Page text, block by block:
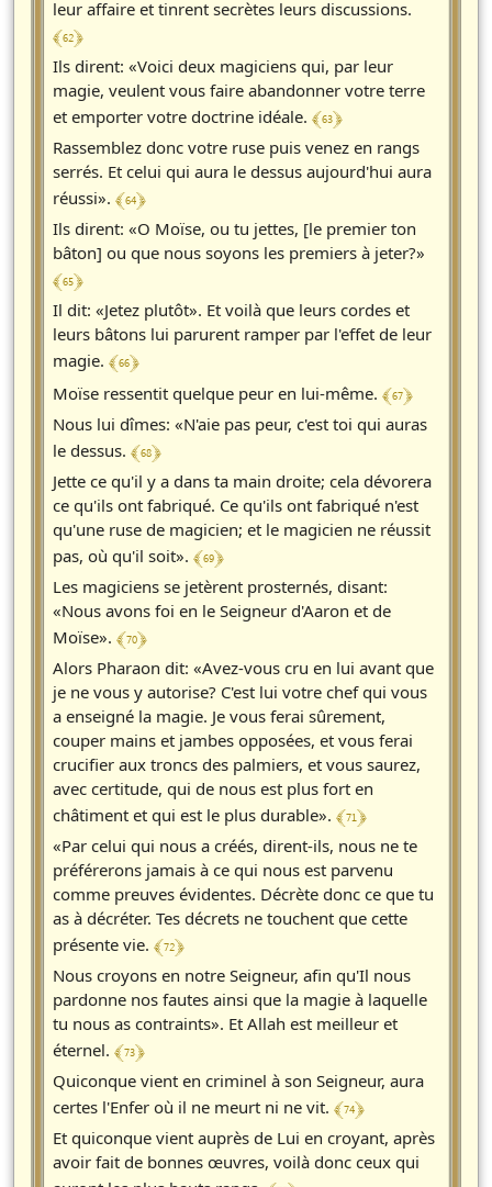
leur affaire et tinrent secrètes leurs discussions.
﴾ 62 ﴿
Ils dirent: «Voici deux magiciens qui, par leur
magie, veulent vous faire abandonner votre terre
et emporter votre doctrine idéale. ﴾ 63 ﴿
Rassemblez donc votre ruse puis venez en rangs
serrés. Et celui qui aura le dessus aujourd'hui aura
réussi». ﴾ 64 ﴿
Ils dirent: «O Moïse, ou tu jettes, [le premier ton
bâton] ou que nous soyons les premiers à jeter?»
﴾ 65 ﴿
Il dit: «Jetez plutôt». Et voilà que leurs cordes et
leurs bâtons lui parurent ramper par l'effet de leur
magie. ﴾ 66 ﴿
Moïse ressentit quelque peur en lui-même. ﴾ 67 ﴿
Nous lui dîmes: «N'aie pas peur, c'est toi qui auras
le dessus. ﴾ 68 ﴿
Jette ce qu'il y a dans ta main droite; cela dévorera
ce qu'ils ont fabriqué. Ce qu'ils ont fabriqué n'est
qu'une ruse de magicien; et le magicien ne réussit
pas, où qu'il soit». ﴾ 69 ﴿
Les magiciens se jetèrent prosternés, disant:
«Nous avons foi en le Seigneur d'Aaron et de
Moïse». ﴾ 70 ﴿
Alors Pharaon dit: «Avez-vous cru en lui avant que
je ne vous y autorise? C'est lui votre chef qui vous
a enseigné la magie. Je vous ferai sûrement,
couper mains et jambes opposées, et vous ferai
crucifier aux troncs des palmiers, et vous saurez,
avec certitude, qui de nous est plus fort en
châtiment et qui est le plus durable». ﴾ 71 ﴿
«Par celui qui nous a créés, dirent-ils, nous ne te
préférerons jamais à ce qui nous est parvenu
comme preuves évidentes. Décrète donc ce que tu
as à décréter. Tes décrets ne touchent que cette
présente vie. ﴾ 72 ﴿
Nous croyons en notre Seigneur, afin qu'Il nous
pardonne nos fautes ainsi que la magie à laquelle
tu nous as contraints». Et Allah est meilleur et
éternel. ﴾ 73 ﴿
Quiconque vient en criminel à son Seigneur, aura
certes l'Enfer où il ne meurt ni ne vit. ﴾ 74 ﴿
Et quiconque vient auprès de Lui en croyant, après
avoir fait de bonnes œuvres, voilà donc ceux qui